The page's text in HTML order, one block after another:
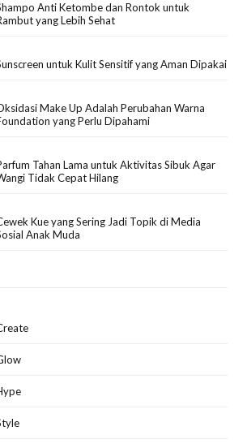
Anti Ketombe dan Rontok untuk
yang Lebih Sehat
untuk Kulit Sensitif yang Aman Dipakai
Make Up Adalah Perubahan Warna
yang Perlu Dipahami
Tahan Lama untuk Aktivitas Sibuk Agar
Tidak Cepat Hilang
Kue yang Sering Jadi Topik di Media
Anak Muda